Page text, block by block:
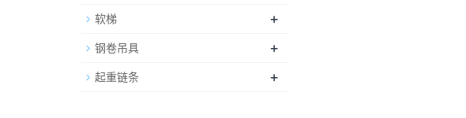
软梯 +
钢卷吊具 +
起重链条 +